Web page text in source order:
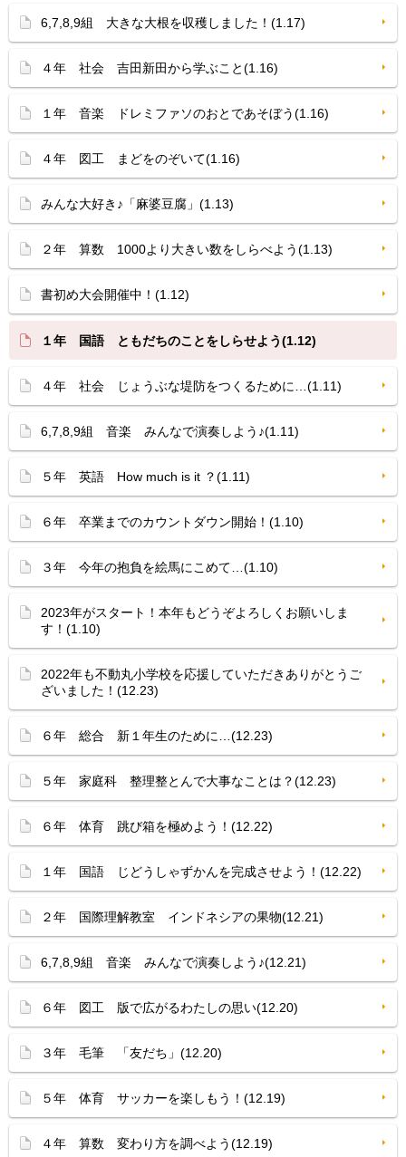
6,7,8,9組 大きな大根を収穫しました！(1.17)
４年 社会 吉田新田から学ぶこと(1.16)
１年 音楽 ドレミファソのおとであそぼう(1.16)
４年 図工 まどをのぞいて(1.16)
みんな大好き♪「麻婆豆腐」(1.13)
２年 算数 1000より大きい数をしらべよう(1.13)
書初め大会開催中！(1.12)
１年 国語 ともだちのことをしらせよう(1.12)
４年 社会 じょうぶな堤防をつくるために…(1.11)
6,7,8,9組 音楽 みんなで演奏しよう♪(1.11)
５年 英語 How much is it ？(1.11)
６年 卒業までのカウントダウン開始！(1.10)
３年 今年の抱負を絵馬にこめて…(1.10)
2023年がスタート！本年もどうぞよろしくお願いしま
す！(1.10)
2022年も不動丸小学校を応援していただきありがとうご
ざいました！(12.23)
６年 総合 新１年生のために…(12.23)
５年 家庭科 整理整とんで大事なことは？(12.23)
６年 体育 跳び箱を極めよう！(12.22)
１年 国語 じどうしゃずかんを完成させよう！(12.22)
２年 国際理解教室 インドネシアの果物(12.21)
6,7,8,9組 音楽 みんなで演奏しよう♪(12.21)
６年 図工 版で広がるわたしの思い(12.20)
３年 毛筆 「友だち」(12.20)
５年 体育 サッカーを楽しもう！(12.19)
４年 算数 変わり方を調べよう(12.19)